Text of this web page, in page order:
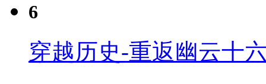
6
穿越历史-重返幽云十